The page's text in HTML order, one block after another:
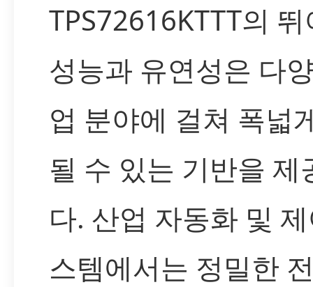
TPS72616KTTT의
성능과 유연성은 다
업 분야에 걸쳐 폭넓
될 수 있는 기반을 제
다. 산업 자동화 및
스템에서는 정밀한